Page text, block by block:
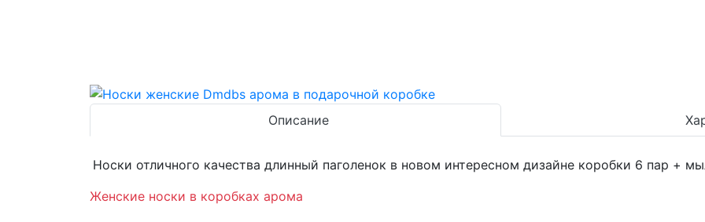
Описание
Носки отличного качества длинный паголенок в новом интересном дизайне коробки 6 пар +
Женские носки в коробках арома